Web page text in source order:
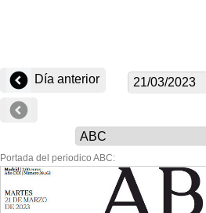
Día anterior
Portada del periodico ABC: